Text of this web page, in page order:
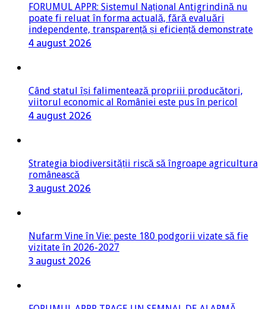
FORUMUL APPR: Sistemul Național Antigrindină nu
poate fi reluat în forma actuală, fără evaluări
independente, transparență și eficiență demonstrate
4 august 2026
Când statul își falimentează propriii producători,
viitorul economic al României este pus în pericol
4 august 2026
Strategia biodiversității riscă să îngroape agricultura
românească
3 august 2026
Nufarm Vine în Vie: peste 180 podgorii vizate să fie
vizitate în 2026-2027
3 august 2026